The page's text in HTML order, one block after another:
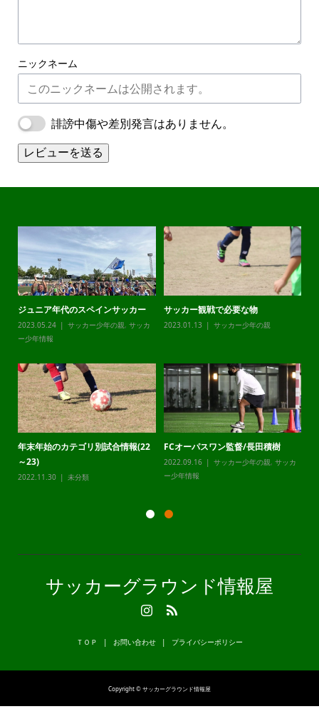
ニックネーム
誹謗中傷や差別発言はありません。
レビューを送る
ジュニア年代のスペインサッカー
2023.05.24 サッカー少年の親, サッカ
ー少年情報
サッカー観戦で必要な物
2023.01.13 サッカー少年の親
年末年始のカテゴリ別試合情報(22
～23)
2022.11.30 未分類
FCオーパスワン監督/長田積樹
2022.09.16 サッカー少年の親, サッカ
ー少年情報
サッカーグラウンド情報屋
ＴＯＰ お問い合わせ プライバシーポリシー
Copyright © サッカーグラウンド情報屋